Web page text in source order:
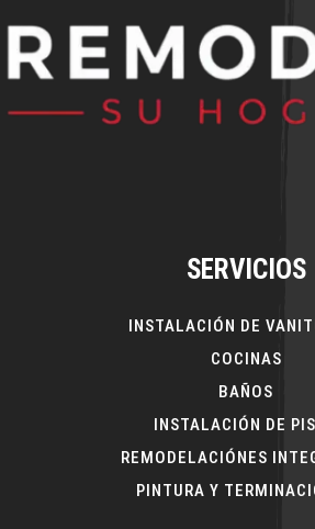
SERVICIOS
INSTALACIÓN DE
COCINAS
BAÑOS
INSTALACIÓN DE
REMODELACIÓNES
PINTURA Y